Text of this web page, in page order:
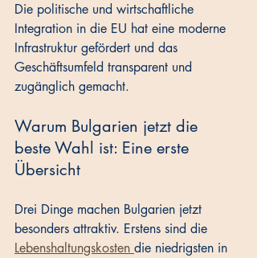
Die politische und wirtschaftliche
Integration in die EU hat eine moderne
Infrastruktur gefördert und das
Geschäftsumfeld transparent und
zugänglich gemacht.
Warum Bulgarien jetzt die
beste Wahl ist: Eine erste
Übersicht
Drei Dinge machen Bulgarien jetzt
besonders attraktiv. Erstens sind die
Lebenshaltungskosten die niedrigsten in